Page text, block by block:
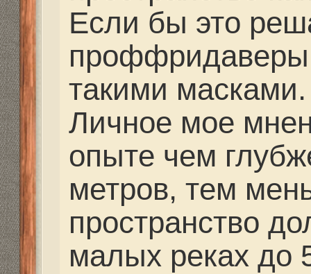
barishok писал(а):
Получается так, что
поймешь, что тебе
удобно плавать до
Хотелось бы узнать
морская и пресная
стекла с
изменения среды -
Спасибо.